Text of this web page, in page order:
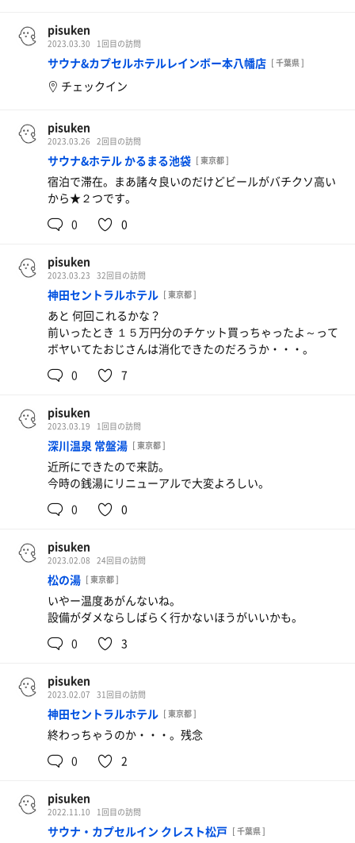
pisuken
2023.03.30 1回目の訪問
サウナ&カプセルホテルレインボー本八幡店 [ 千葉県 ]
チェックイン
pisuken
2023.03.26 2回目の訪問
サウナ&ホテル かるまる池袋 [ 東京都 ]
宿泊で滞在。まあ諸々良いのだけどビールがバチクソ高い
から★２つです。
0
0
pisuken
2023.03.23 32回目の訪問
神田セントラルホテル [ 東京都 ]
あと 何回これるかな？
前いったとき １５万円分のチケット買っちゃったよ～って
ボヤいてたおじさんは消化できたのだろうか・・・。
0
7
pisuken
2023.03.19 1回目の訪問
深川温泉 常盤湯 [ 東京都 ]
近所にできたので来訪。
今時の銭湯にリニューアルで大変よろしい。
0
0
pisuken
2023.02.08 24回目の訪問
松の湯 [ 東京都 ]
いやー温度あがんないね。
設備がダメならしばらく行かないほうがいいかも。
0
3
pisuken
2023.02.07 31回目の訪問
神田セントラルホテル [ 東京都 ]
終わっちゃうのか・・・。残念
0
2
pisuken
2022.11.10 1回目の訪問
サウナ・カプセルイン クレスト松戸 [ 千葉県 ]